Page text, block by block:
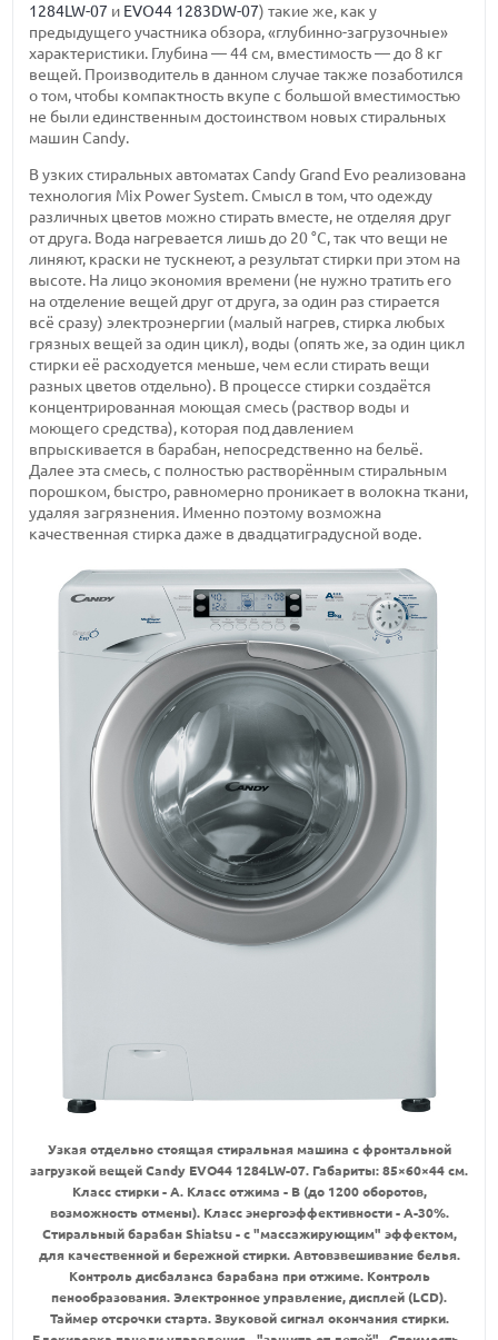
1284LW-07 и EVO44 1283DW-07) такие же, как у
предыдущего участника обзора, «глубинно-загрузочные»
характеристики. Глубина — 44 см, вместимость — до 8 кг
вещей. Производитель в данном случае также позаботился
о том, чтобы компактность вкупе с большой вместимостью
не были единственным достоинством новых стиральных
машин Candy.
В узких стиральных автоматах Candy Grand Evo реализована
технология Mix Power System. Смысл в том, что одежду
различных цветов можно стирать вместе, не отделяя друг
от друга. Вода нагревается лишь до 20 °С, так что вещи не
линяют, краски не тускнеют, а результат стирки при этом на
высоте. На лицо экономия времени (не нужно тратить его
на отделение вещей друг от друга, за один раз стирается
всё сразу) электроэнергии (малый нагрев, стирка любых
грязных вещей за один цикл), воды (опять же, за один цикл
стирки её расходуется меньше, чем если стирать вещи
разных цветов отдельно). В процессе стирки создаётся
концентрированная моющая смесь (раствор воды и
моющего средства), которая под давлением
впрыскивается в барабан, непосредственно на бельё.
Далее эта смесь, с полностью растворённым стиральным
порошком, быстро, равномерно проникает в волокна ткани,
удаляя загрязнения. Именно поэтому возможна
качественная стирка даже в двадцатиградусной воде.
Узкая отдельно стоящая стиральная машина с фронтальной
загрузкой вещей Candy EVO44 1284LW-07. Габариты: 85×60×44 см.
Класс стирки - А. Класс отжима - В (до 1200 оборотов,
возможность отмены). Класс энергоэффективности - А-30%.
Стиральный барабан Shiatsu - с "массажирующим" эффектом,
для качественной и бережной стирки. Автовзвешивание белья.
Контроль дисбаланса барабана при отжиме. Контроль
пенообразования. Электронное управление, дисплей (LCD).
Таймер отсрочки старта. Звуковой сигнал окончания стирки.